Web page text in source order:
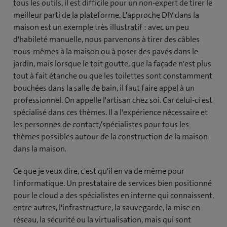
tous les outils, il est difficile pour un non-expert de tirer le
meilleur parti de la plateforme. L'approche DIY dans la
maison est un exemple très illustratif : avec un peu
d'habileté manuelle, nous parvenons à tirer des câbles
nous-mêmes à la maison ou à poser des pavés dans le
jardin, mais lorsque le toit goutte, que la façade n'est plus
tout à fait étanche ou que les toilettes sont constamment
bouchées dans la salle de bain, il faut faire appel à un
professionnel. On appelle l'artisan chez soi. Car celui-ci est
spécialisé dans ces thèmes. Il a l'expérience nécessaire et
les personnes de contact/spécialistes pour tous les
thèmes possibles autour de la construction de la maison
dans la maison.
Ce que je veux dire, c'est qu'il en va de même pour
l'informatique. Un prestataire de services bien positionné
pour le cloud a des spécialistes en interne qui connaissent,
entre autres, l'infrastructure, la sauvegarde, la mise en
réseau, la sécurité ou la virtualisation, mais qui sont